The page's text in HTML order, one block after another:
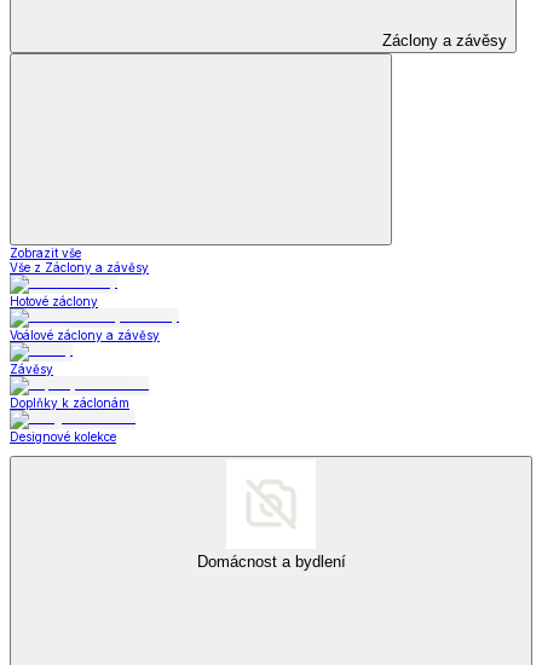
Záclony a závěsy
Zobrazit vše
Vše z Záclony a závěsy
Hotové záclony
Voálové záclony a závěsy
Závěsy
Doplňky k záclonám
Designové kolekce
Domácnost a bydlení